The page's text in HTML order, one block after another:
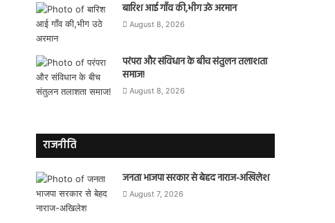
बारिश आई गाँव की,भीग उठे अरमान
August 8, 2026
परंपरा और संविधान के बीच संतुलन तलाशता
समाज!
August 8, 2026
राजनीति
जनता भाजपा सरकार से बेहद नाराज-अखिलेश
August 7, 2026